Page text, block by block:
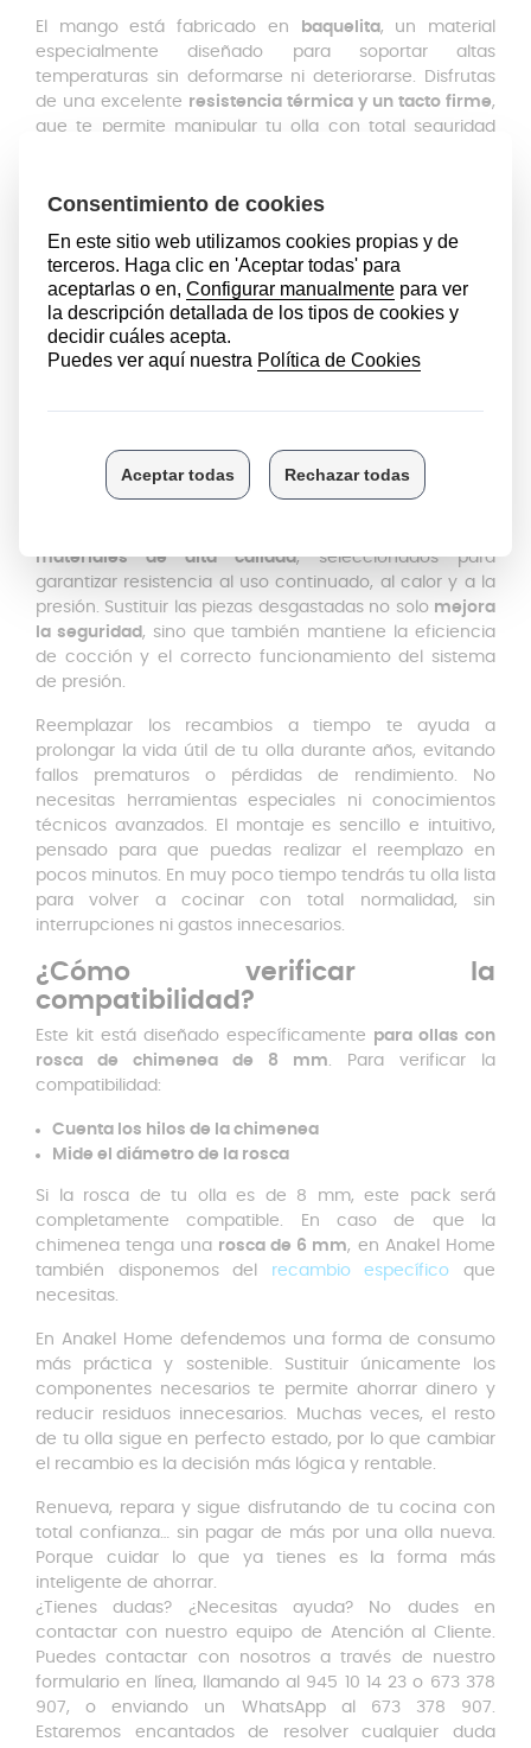
El mango está fabricado en baquelita, un material
especialmente diseñado para soportar altas
temperaturas sin deformarse ni deteriorarse. Disfrutas
de una excelente resistencia térmica y un tacto firme,
que te permite manipular tu olla con total seguridad
esfuerzo al manejar la olla y te proporciona una
El pulsador amarillo facilita la apertura y el cierre de la
olla de manera suave y sin esfuerzo. Este sistema
mejora tu experiencia de uso y te ayuda a prevenir
accidentes, quemaduras o manipulaciones incómodas.
estabilidadal manipular la olla,control seguro de la
tranquilidad durante la cocción. Cocinar vuelve a ser
una experiencia práctica y segura, como el primer día.
materiales de alta calidad, seleccionados para
garantizar resistencia al uso continuado, al calor y a la
presión. Sustituir las piezas desgastadas no solo mejora
la seguridad, sino que también mantiene la eficiencia
de cocción y el correcto funcionamiento del sistema
de presión.
Reemplazar los recambios a tiempo te ayuda a
prolongar la vida útil de tu olla durante años, evitando
fallos prematuros o pérdidas de rendimiento. No
necesitas herramientas especiales ni conocimientos
técnicos avanzados. El montaje es sencillo e intuitivo,
pensado para que puedas realizar el reemplazo en
pocos minutos. En muy poco tiempo tendrás tu olla lista
para volver a cocinar con total normalidad, sin
interrupciones ni gastos innecesarios.
¿Cómo verificar la
compatibilidad?
Este kit está diseñado específicamente para ollas con
rosca de chimenea de 8 mm. Para verificar la
compatibilidad:
Cuenta los hilos de la chimenea
Mide el diámetro de la rosca
Si la rosca de tu olla es de 8 mm, este pack será
completamente compatible. En caso de que la
chimenea tenga una rosca de 6 mm, en Anakel Home
también disponemos del recambio específico que
necesitas.
En Anakel Home defendemos una forma de consumo
más práctica y sostenible. Sustituir únicamente los
componentes necesarios te permite ahorrar dinero y
reducir residuos innecesarios. Muchas veces, el resto
de tu olla sigue en perfecto estado, por lo que cambiar
el recambio es la decisión más lógica y rentable.
Renueva, repara y sigue disfrutando de tu cocina con
total confianza… sin pagar de más por una olla nueva.
Porque cuidar lo que ya tienes es la forma más
inteligente de ahorrar.
¿Tienes dudas? ¿Necesitas ayuda? No dudes en
contactar con nuestro equipo de Atención al Cliente.
Puedes contactar con nosotros a través de nuestro
formulario en línea, llamando al 945 10 14 23 o 673 378
907, o enviando un WhatsApp al 673 378 907.
Estaremos encantados de resolver cualquier duda